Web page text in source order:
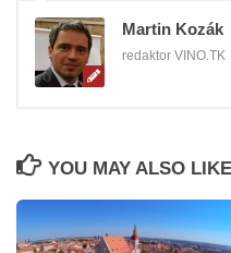
Martin Kozák
redaktor VINO.TK
YOU MAY ALSO